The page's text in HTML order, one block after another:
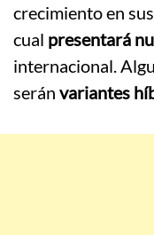
crecimiento en
cual presentará
internacional.
serán variantes